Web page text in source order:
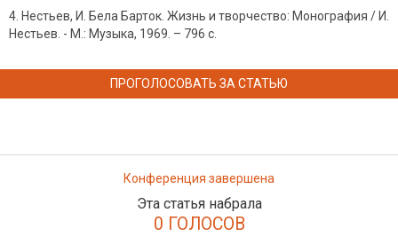
Нестьев, И. Бела Барток. Жизнь и творчество: Монография / И.
Нестьев. - М.: Музыка, 1969. – 796 с.
ПРОГОЛОСОВАТЬ ЗА СТАТЬЮ
Конференция завершена
Эта статья набрала
0 ГОЛОСОВ